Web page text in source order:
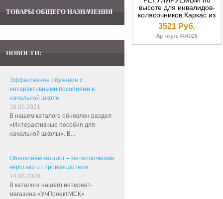
ТОВАРЫ ОБЩЕГО НАЗНАЧЕНИЯ
НОВОСТИ:
Эффективное обучение с
интерактивными пособиями в
начальной школе
18.05.2021
В нашем каталоге обновлен раздел
«Интерактивные пособия для
начальной школы». В...
Обновляем каталог – металлические
верстаки от производителя
14.08.2020
В каталоге нашего интернет-
магазина «УчПроектМСК»
высоте для инвалидов-
колясочников.Каркас из
плоскоовальной трубы
(р.гр.№5-7)
3521 Руб.
Артикул: 404026